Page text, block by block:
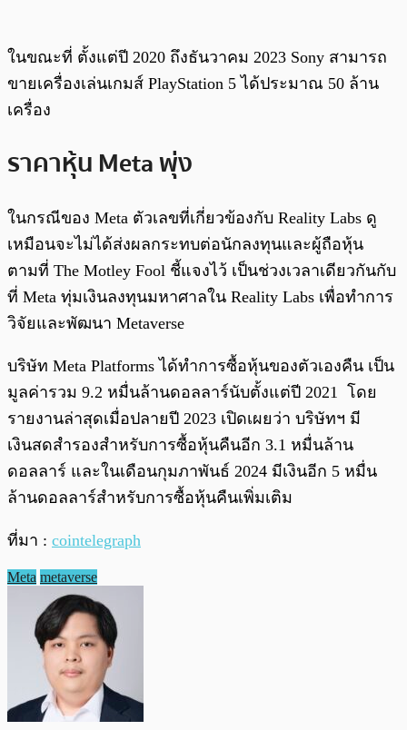
ในขณะที่ ตั้งแต่ปี 2020 ถึงธันวาคม 2023 Sony สามารถ
ขายเครื่องเล่นเกมส์ PlayStation 5 ได้ประมาณ 50 ล้าน
เครื่อง
ราคาหุ้น Meta พุ่ง
ในกรณีของ Meta ตัวเลขที่เกี่ยวข้องกับ Reality Labs ดู
เหมือนจะไม่ได้ส่งผลกระทบต่อนักลงทุนและผู้ถือหุ้น
ตามที่ The Motley Fool ชี้แจงไว้ เป็นช่วงเวลาเดียวกันกับ
ที่ Meta ทุ่มเงินลงทุนมหาศาลใน Reality Labs เพื่อทำการ
วิจัยและพัฒนา Metaverse
บริษัท Meta Platforms ได้ทำการซื้อหุ้นของตัวเองคืน เป็น
มูลค่ารวม 9.2 หมื่นล้านดอลลาร์นับตั้งแต่ปี 2021 โดย
รายงานล่าสุดเมื่อปลายปี 2023 เปิดเผยว่า บริษัทฯ มี
เงินสดสำรองสำหรับการซื้อหุ้นคืนอีก 3.1 หมื่นล้าน
ดอลลาร์ และในเดือนกุมภาพันธ์ 2024 มีเงินอีก 5 หมื่น
ล้านดอลลาร์สำหรับการซื้อหุ้นคืนเพิ่มเติม
ที่มา : cointelegraph
Meta metaverse